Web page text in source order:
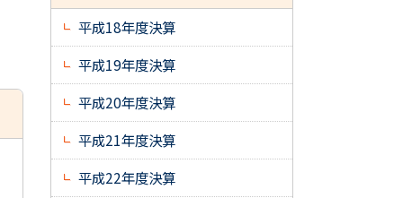
平成18年度決算
平成19年度決算
平成20年度決算
平成21年度決算
平成22年度決算